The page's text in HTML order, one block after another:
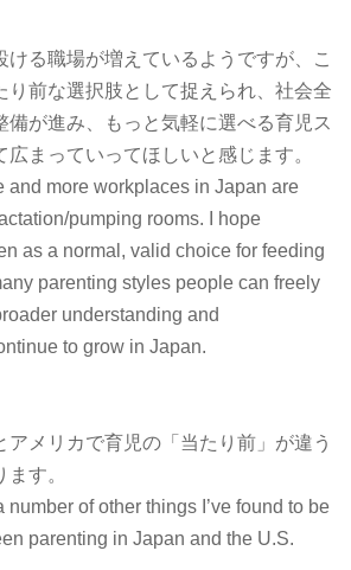
ける職場が増えているようですが、こ
り前な選択肢として捉えられ、社会全
備が進み、もっと気軽に選べる育児ス
広まっていってほしいと感じます。
and more workplaces in Japan are
pumping rooms. I hope
as a normal, valid choice for feeding
parenting styles people can freely
understanding and
to grow in Japan.
アメリカで育児の「当たり前」が違う
す。
number of other things I’ve found to be
parenting in Japan and the U.S.